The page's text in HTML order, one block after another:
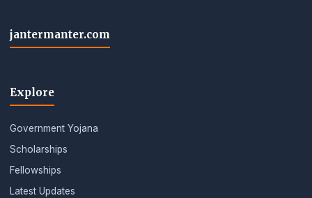
jantermanter.com
Explore
Government Yojana
Scholarships
Fellowships
Latest Updates